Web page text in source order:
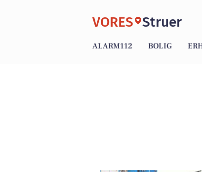
VORES Struer
ALARM112 BOLIG